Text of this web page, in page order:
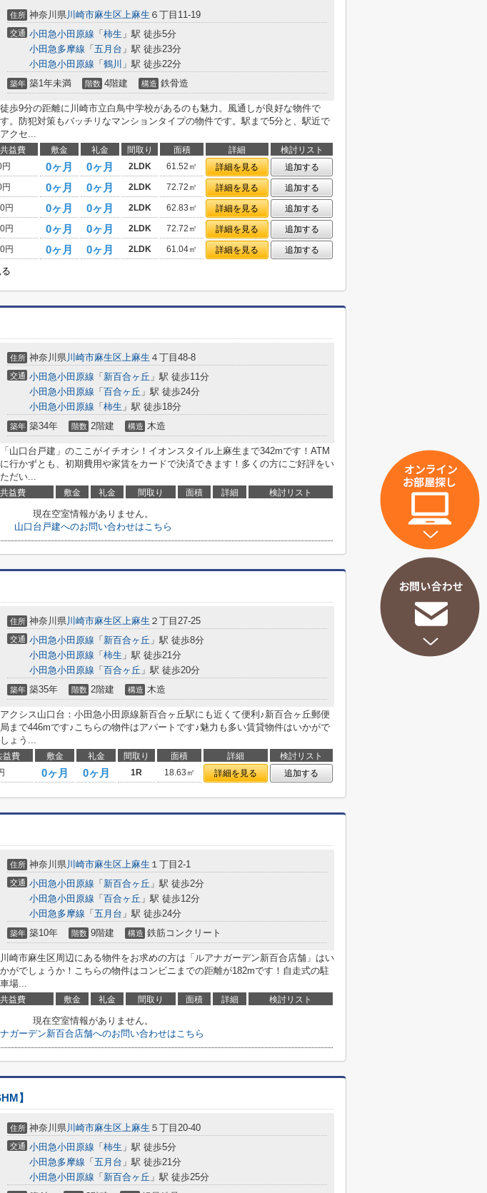
住所 神奈川県川崎市麻生区上麻生 ６丁目11-19
交通 小田急小田原線 「 柿生 」駅 徒歩5分
小田急多摩線 「 五月台 」駅 徒歩23分
小田急小田原線 「 鶴川 」駅 徒歩22分
築年 築1年未満 階数 4階建 構造 鉄骨造
徒歩9分の距離に川崎市立白鳥中学校があるのも魅力。風通しが良好な物件で
す。防犯対策もバッチリなマンションタイプの物件です。駅まで5分と、駅近で
アクセ...
益費 敷金 礼金 間取り 面積 詳細
検討リスト
0ヶ月 0ヶ月 2LDK 61.52㎡ 詳細を見る
追加する
0ヶ月 0ヶ月 2LDK 72.72㎡ 詳細を見る
追加する
円 0ヶ月 0ヶ月 2LDK 62.83㎡ 詳細を見る
追加する
円 0ヶ月 0ヶ月 2LDK 72.72㎡ 詳細を見る
追加する
円 0ヶ月 0ヶ月 2LDK 61.04㎡ 詳細を見る 追加する
住所 神奈川県川崎市麻生区上麻生 ４丁目48-8
交通 小田急小田原線 「 新百合ヶ丘 」駅 徒歩11分
小田急小田原線 「 百合ヶ丘 」駅 徒歩24分
小田急小田原線 「 柿生 」駅 徒歩18分
築年 築34年 階数 2階建 構造 木造
「山口台戸建」のここがイチオシ！イオンスタイル上麻生まで342mです！ATM
に行かずとも、初期費用や家賃をカードで決済できます！多くの方にご好評をい
ただい...
益費 敷金 礼金 間取り 面積 詳細 検討リスト
現在空室情報がありません。
山口台戸建へのお問い合わせはこちら
住所 神奈川県川崎市麻生区上麻生 ２丁目27-25
交通 小田急小田原線 「 新百合ヶ丘 」駅 徒歩8分
小田急小田原線 「 柿生 」駅 徒歩21分
小田急小田原線 「 百合ヶ丘 」駅 徒歩20分
築年 築35年 階数 2階建 構造 木造
アクシス山口台：小田急小田原線新百合ヶ丘駅にも近くて便利♪新百合ヶ丘郵便
局まで446mです♪こちらの物件はアパートです♪魅力も多い賃貸物件はいかがで
しょう...
益費 敷金 礼金 間取り 面積 詳細
検討リスト
0ヶ月 0ヶ月 1R 18.63㎡ 詳細を見る 追加する
住所 神奈川県川崎市麻生区上麻生 １丁目2-1
交通 小田急小田原線 「 新百合ヶ丘 」駅 徒歩2分
小田急小田原線 「 百合ヶ丘 」駅 徒歩12分
小田急多摩線 「 五月台 」駅 徒歩24分
築年 築10年 階数 9階建 構造 鉄筋コンクリート
川崎市麻生区周辺にある物件をお求めの方は「ルアナガーデン新百合店舗」はい
かがでしょうか！こちらの物件はコンビニまでの距離が182mです！自走式の駐
車場...
益費 敷金 礼金 間取り 面積 詳細 検討リスト
現在空室情報がありません。
ガーデン新百合店舗へのお問い合わせはこちら
】
住所 神奈川県川崎市麻生区上麻生 ５丁目20-40
交通 小田急小田原線 「 柿生 」駅 徒歩5分
小田急多摩線 「 五月台 」駅 徒歩21分
小田急小田原線 「 新百合ヶ丘 」駅 徒歩25分